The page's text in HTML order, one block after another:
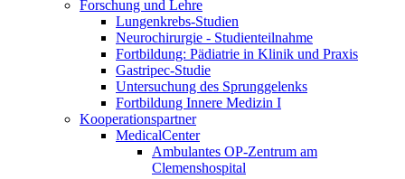
Forschung und Lehre
Lungenkrebs-Studien
Neurochirurgie - Studienteilnahme
Fortbildung: Pädiatrie in Klinik und Praxis
Gastripec-Studie
Untersuchung des Sprunggelenks
Fortbildung Innere Medizin I
Kooperationspartner
MedicalCenter
Ambulantes OP-Zentrum am
Clemenshospital